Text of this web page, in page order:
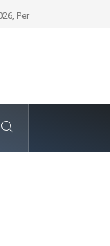
ile Kurumsal
Per